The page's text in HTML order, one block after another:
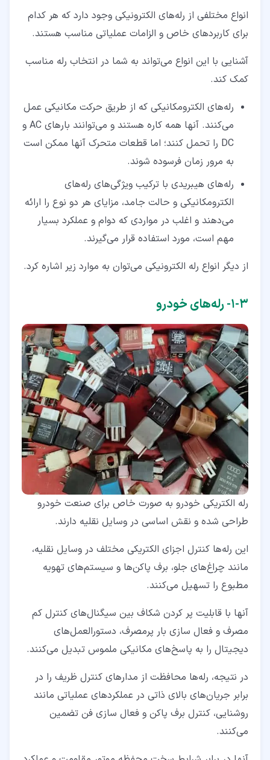
انواع مختلفی از رله‌های الکترونیکی وجود دارد که هر کدام
برای کاربردهای خاص و الزامات عملیاتی مناسب هستند.
آشنایی با این انواع می‌تواند به شما در انتخاب رله مناسب
کمک کند.
رله‌های الکترومکانیکی که از طریق حرکت مکانیکی عمل
می‌کنند. آنها همه کاره هستند و می‌توانند بارهای AC و
DC را تحمل کنند؛ اما قطعات متحرک آنها ممکن است
به مرور زمان فرسوده شوند.
رله‌های هیبریدی با ترکیب ویژگی‌های رله‌های
الکترومکانیکی و حالت جامد، مزایای هر دو نوع را ارائه
می‌دهند و اغلب در مواردی که دوام و عملکرد بسیار
مهم است، مورد استفاده قرار می‌گیرند.
از دیگر انواع رله الکترونیکی می‌توان به موارد زیر اشاره کرد.
۳‏-‏۱‏- رله‌های خودرو
رله‌ الکتریکی خودرو به صورت خاص برای صنعت خودرو
طراحی شده‌ و نقش اساسی در وسایل نقلیه دارند.
این رله‌ها کنترل اجزای الکتریکی مختلف در وسایل نقلیه،
مانند چراغ‌های جلو، برف ‌پا‌کن‌ها و سیستم‌های تهویه
مطبوع را تسهیل می‌کنند.
آنها با قابلیت پر کردن شکاف بین سیگنال‌های کنترل کم
‌مصرف و فعال‌ سازی بار پرمصرف، دستورالعمل‌های
دیجیتال را به پاسخ‌های مکانیکی ملموس تبدیل می‌کنند.
در نتیجه، رله‌ها محافظت از مدارهای کنترل ظریف را در
برابر جریان‌های بالای ذاتی در عملکردهای عملیاتی مانند
روشنایی، کنترل برف‌ پا‌کن و فعال ‌سازی فن تضمین
می‌کنند.